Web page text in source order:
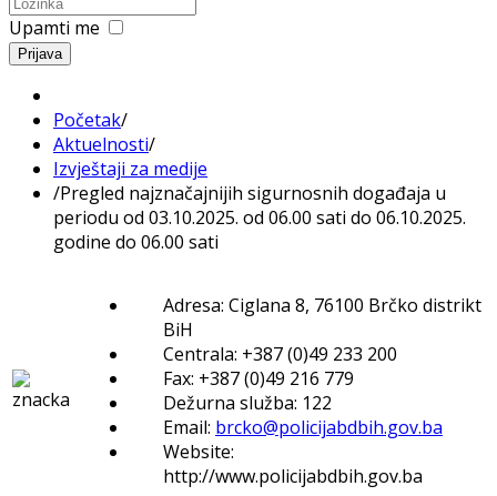
Upamti me
Prijava
Početak/
Aktuelnosti/
Izvještaji za medije
/Pregled najznačajnijih sigurnosnih događaja u
periodu od 03.10.2025. od 06.00 sati do 06.10.2025.
godine do 06.00 sati
Adresa: Ciglana 8, 76100 Brčko distrikt
BiH
Centrala: +387 (0)49 233 200
Fax: +387 (0)49 216 779
Dežurna služba: 122
Email: brcko@policijabdbih.gov.ba
Website:
http://www.policijabdbih.gov.ba